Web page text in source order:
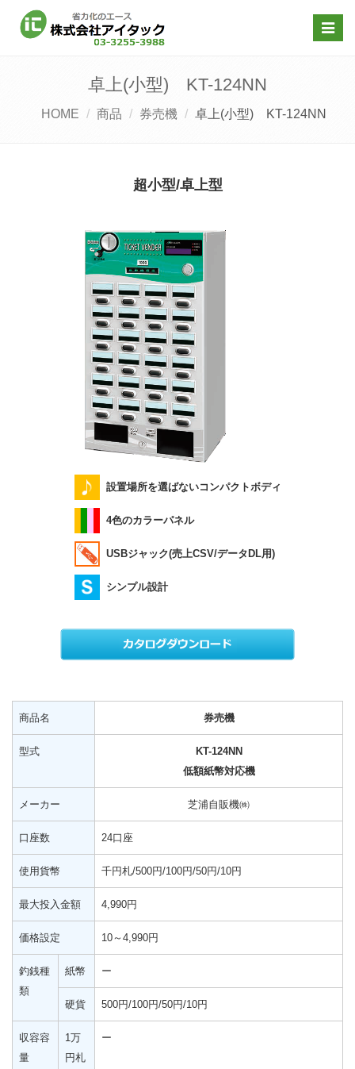
卓上(小型) KT-124NN
HOME 商品 券売機 卓上(小型) KT-124NN
超小型/卓上型
設置場所を選ばないコンパクトボディ
4色のカラーパネル
USBジャック(売上CSV/データDL用)
シンプル設計
商品名 券売機
型式
KT-124NN
低額紙幣対応機
メーカー 芝浦自販機㈱
口座数 24口座
使用貨幣 千円札/500円/100円/50円/10円
最大投入金額 4,990円
価格設定 10～4,990円
釣銭種
類
紙幣 ー
硬貨 500円/100円/50円/10円
収容容
量
1万
円札
ー